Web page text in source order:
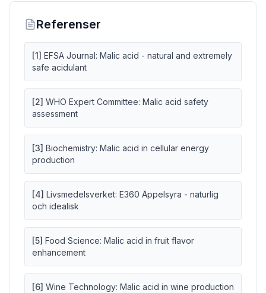
Referenser
[1] EFSA Journal: Malic acid - natural and extremely
safe acidulant
[2] WHO Expert Committee: Malic acid safety
assessment
[3] Biochemistry: Malic acid in cellular energy
production
[4] Livsmedelsverket: E360 Äppelsyra - naturlig
och idealisk
[5] Food Science: Malic acid in fruit flavor
enhancement
[6] Wine Technology: Malic acid in wine production